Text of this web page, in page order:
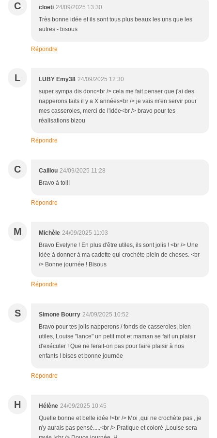
C cloeti 24/09/2025 13:30
Très bonne idée et ils sont tous plus beaux les uns que les
autres - bisous
Répondre
L LUBY Emy38 24/09/2025 12:30
super sympa dis donc<br /> cela me fait penser que j'ai des
napperons faits il y a X années<br /> je vais m'en servir pour
mes casseroles, merci de l'idée<br /> bravo pour tes
réalisations bizou
Répondre
C Caillou 24/09/2025 11:28
Bravo à toi!!
Répondre
M Michèle 24/09/2025 11:03
Bravo Evelyne ! En plus d'être utiles, ils sont jolis ! <br /> Une
idée à donner à ma cadette qui crochète plein de choses. <br
/> Bonne journée ! Bisous
Répondre
S Simone Bourry 24/09/2025 10:52
Bravo pour tes jolis napperons / fonds de casseroles, bien
utiles, Louise "lance" un petit mot et maman se fait un plaisir
d'exécuter ! Que ne ferait-on pas pour faire plaisir à nos
enfants ! bises et bonne journée
Répondre
H Hélène 24/09/2025 10:45
Quelle bonne et belle idée !<br /> Moi ,qui ne crochète pas , je
n'y aurais pas pensé.....<br /> Pratique et coloré ,Louise sera